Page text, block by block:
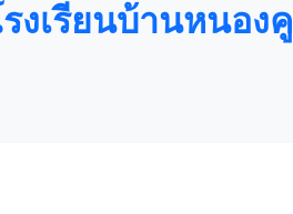
เรียนบ้านหนองคู